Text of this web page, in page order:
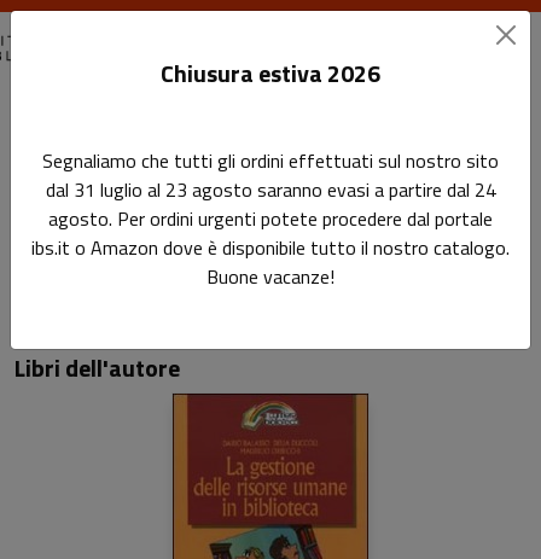
Dario Balasso
Pagina di Dario Balasso
Libri dell'autore
Chiusura estiva 2026
Segnaliamo che tutti gli ordini effettuati sul nostro sito
dal 31 luglio al 23 agosto saranno evasi a partire dal 24
agosto. Per ordini urgenti potete procedere dal portale
ibs.it o Amazon dove è disponibile tutto il nostro catalogo.
Buone vacanze!